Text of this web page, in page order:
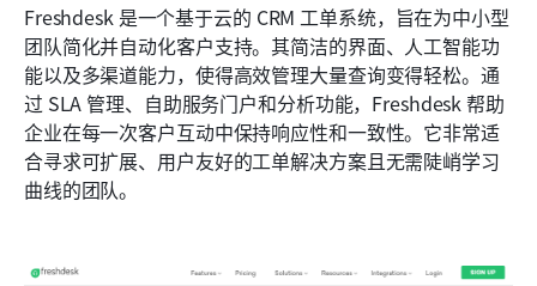
Freshdesk 是一个基于云的 CRM 工单系统，旨在为中小型
团队简化并自动化客户支持。其简洁的界面、人工智能功
能以及多渠道能力，使得高效管理大量查询变得轻松。通
过 SLA 管理、自助服务门户和分析功能，Freshdesk 帮助
企业在每一次客户互动中保持响应性和一致性。它非常适
合寻求可扩展、用户友好的工单解决方案且无需陡峭学习
曲线的团队。